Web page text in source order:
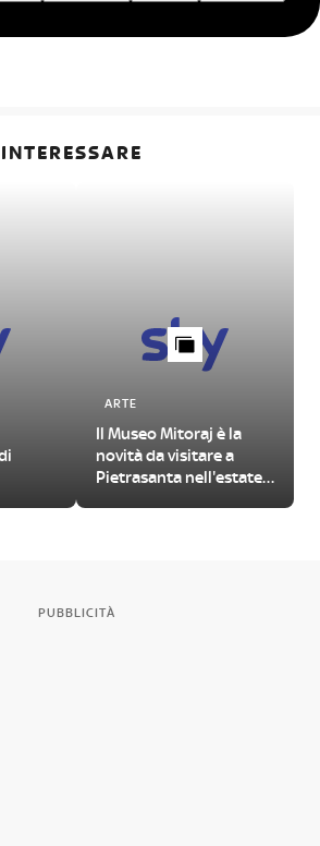
ARTE
Il Museo Mitoraj è la
novità da visitare a
Pietrasanta nell'estate
PUBBLICITÀ